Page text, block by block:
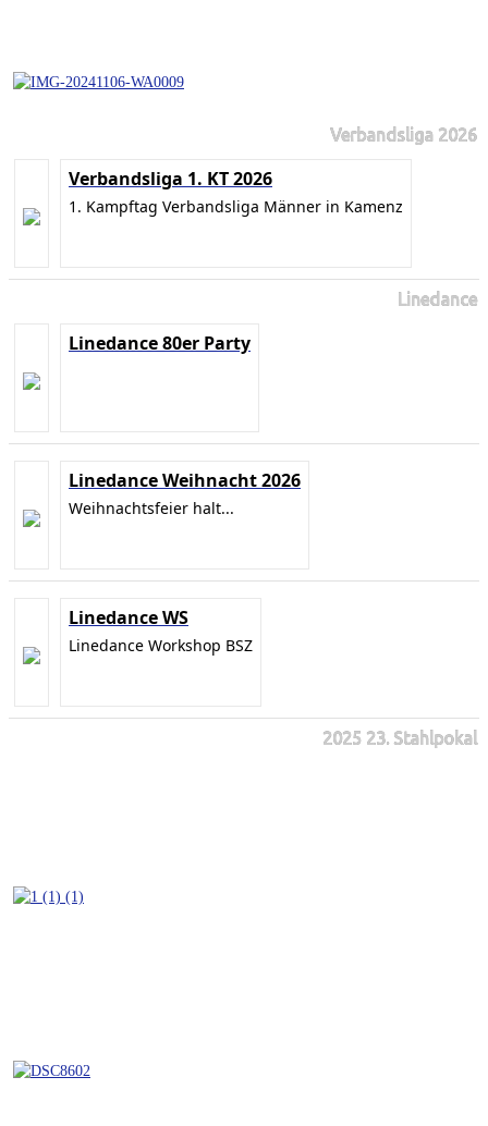
Verbandsliga 2026
Verbandsliga 1. KT 2026
1. Kampftag Verbandsliga Männer in Kamenz
Linedance
Linedance 80er Party
Linedance Weihnacht 2026
Weihnachtsfeier halt...
Linedance WS
Linedance Workshop BSZ
2025 23. Stahlpokal